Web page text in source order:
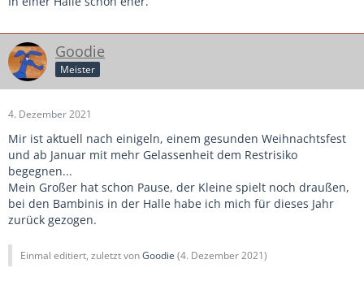
Goodie
Meister
4. Dezember 2021
Mir ist aktuell nach einigeln, einem gesunden Weihnachtsfest
und ab Januar mit mehr Gelassenheit dem Restrisiko
begegnen...
Mein Großer hat schon Pause, der Kleine spielt noch draußen,
bei den Bambinis in der Halle habe ich mich für dieses Jahr
zurück gezogen.
Einmal editiert, zuletzt vonGoodie (4. Dezember 2021)